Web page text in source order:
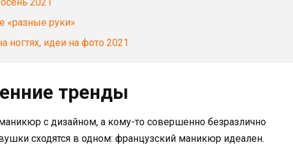
«разные руки»
ногтях, идеи на фото 2021
тренды
с дизайном, а кому-то совершенно безразлично
сходятся в одном: французский маникюр идеален.